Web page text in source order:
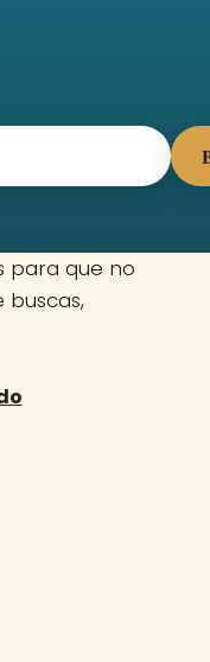
para que no
buscas,